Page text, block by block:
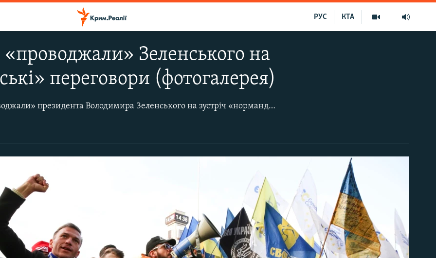
КТА
РУС
«проводжали» Зеленського на
переговори (фотогалерея)
У Києві 8 грудня «проводжали» президента Володимира Зеленського на зустріч «нормандської четвірки», що відбудеться у понеділок, 9 грудня, в Парижі. Ранкова акція на майдані Незалежності пройшла під гаслом «Червоні лінії для Зе». Надвечір активісти біля Офісу президента України розпочали акцію «Нічна варта на Банковій» і встановили намети. Учасники акції закликали Володимира Зеленського не порушувати національні інтереси України під час зустрічі «нормандської четвірки» у Франції.